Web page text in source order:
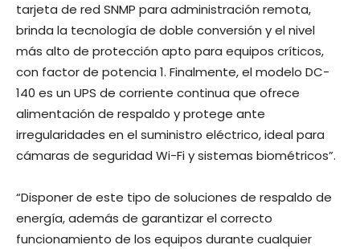
tarjeta de red SNMP para administración remota,
brinda la tecnología de doble conversión y el nivel
más alto de protección apto para equipos críticos,
con factor de potencia 1. Finalmente, el modelo DC-
140 es un UPS de corriente continua que ofrece
alimentación de respaldo y protege ante
irregularidades en el suministro eléctrico, ideal para
cámaras de seguridad Wi-Fi y sistemas biométricos”.
“Disponer de este tipo de soluciones de respaldo de
energía, además de garantizar el correcto
funcionamiento de los equipos durante cualquier